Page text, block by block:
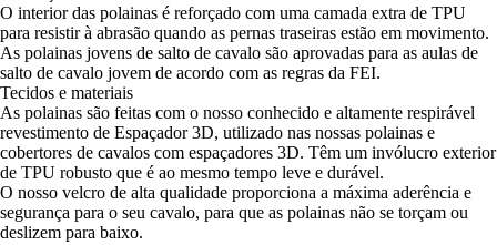
O interior das polainas é reforçado com uma camada extra de TPU
para resistir à abrasão quando as pernas traseiras estão em movimento.
As polainas jovens de salto de cavalo são aprovadas para as aulas de
salto de cavalo jovem de acordo com as regras da FEI.
Tecidos e materiais
As polainas são feitas com o nosso conhecido e altamente respirável
revestimento de Espaçador 3D, utilizado nas nossas polainas e
cobertores de cavalos com espaçadores 3D. Têm um invólucro exterior
de TPU robusto que é ao mesmo tempo leve e durável.
O nosso velcro de alta qualidade proporciona a máxima aderência e
segurança para o seu cavalo, para que as polainas não se torçam ou
deslizem para baixo.